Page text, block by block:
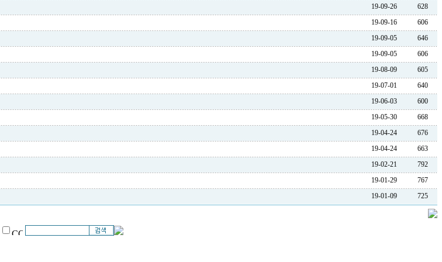
19-09-26
628
19-09-16
606
19-09-05
646
19-09-05
606
19-08-09
605
19-07-01
640
19-06-03
600
19-05-30
668
19-04-24
676
19-04-24
663
19-02-21
792
19-01-29
767
19-01-09 725